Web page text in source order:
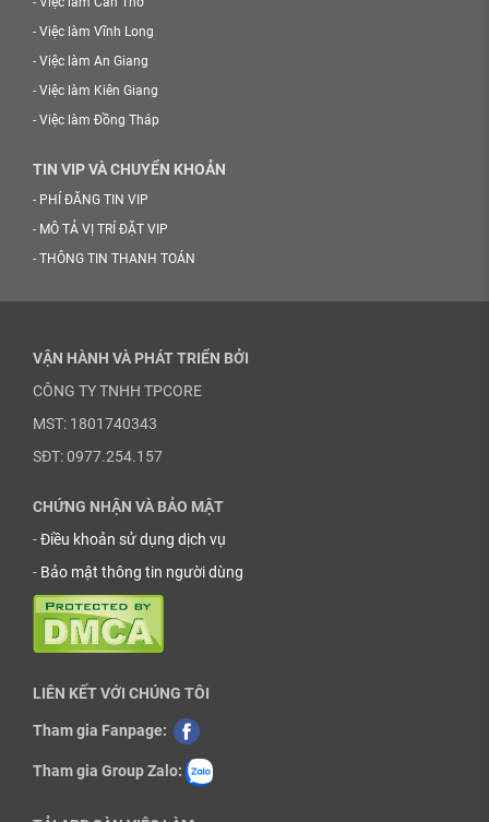
- Việc làm Vĩnh Long
- Việc làm An Giang
- Việc làm Kiên Giang
- Việc làm Đồng Tháp
TIN VIP VÀ CHUYỂN KHOẢN
- PHÍ ĐĂNG TIN VIP
- MÔ TẢ VỊ TRÍ ĐẶT VIP
- THÔNG TIN THANH TOÁN
VẬN HÀNH VÀ PHÁT TRIỂN BỞI
CÔNG TY TNHH TPCORE
MST: 1801740343
SĐT: 0977.254.157
CHỨNG NHẬN VÀ BẢO MẬT
-Điều khoản sử dụng dịch vụ
- Bảo mật thông tin người dùng
LIÊN KẾT VỚI CHÚNG TÔI
Tham gia Fanpage:
Tham gia Group Zalo: